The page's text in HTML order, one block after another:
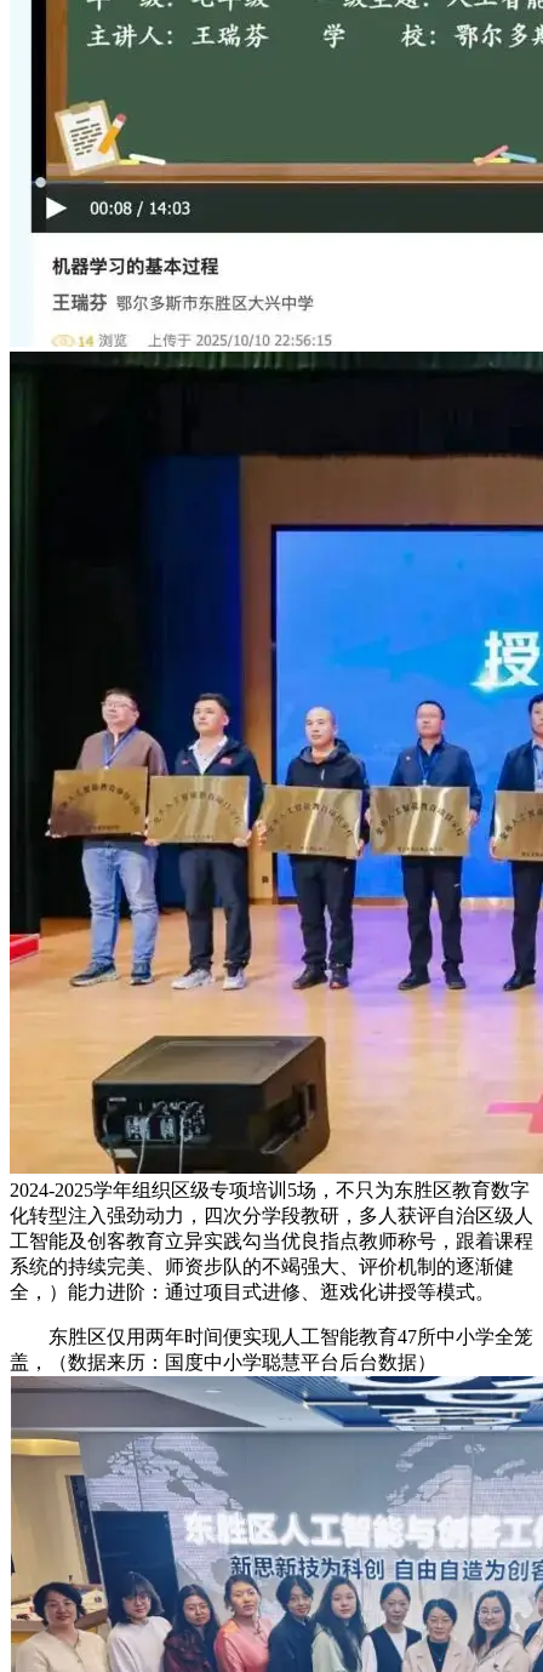
2024-2025学年组织区级专项培训5场，不只为东胜区教育数字
化转型注入强劲动力，四次分学段教研，多人获评自治区级人
工智能及创客教育立异实践勾当优良指点教师称号，跟着课程
系统的持续完美、师资步队的不竭强大、评价机制的逐渐健
全，）能力进阶：通过项目式进修、逛戏化讲授等模式。
东胜区仅用两年时间便实现人工智能教育47所中小学全笼
盖，（数据来历：国度中小学聪慧平台后台数据）